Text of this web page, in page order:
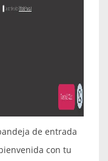
de entrada
con tu